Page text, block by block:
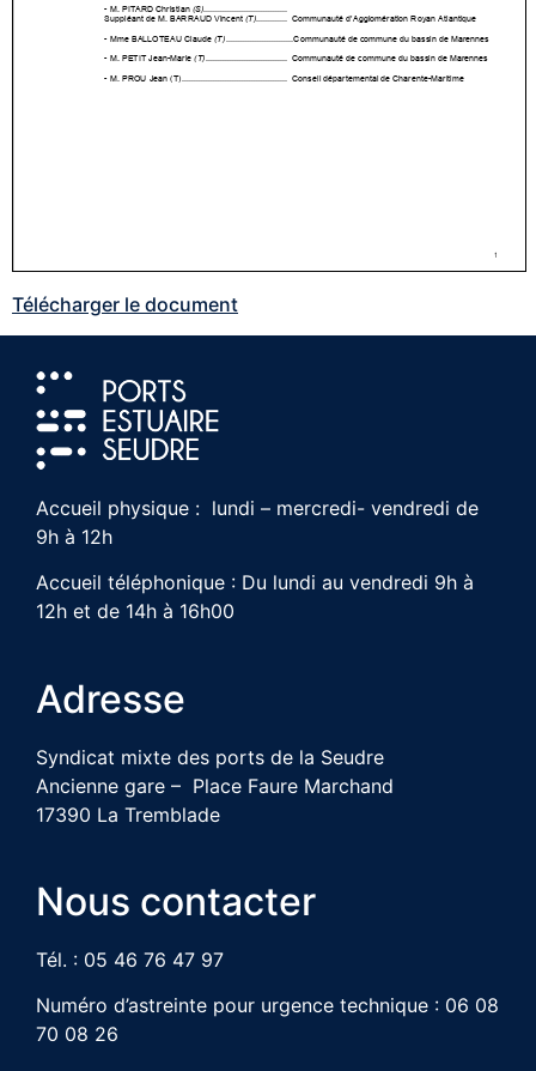
Télécharger le document
Accueil physique : lundi – mercredi- vendredi de
9h à 12h
Accueil téléphonique : Du lundi au vendredi 9h à
12h et de 14h à 16h00
Adresse
Syndicat mixte des ports de la Seudre
Ancienne gare – Place Faure Marchand
17390 La Tremblade
Nous contacter
Tél. : 05 46 76 47 97
Numéro d’astreinte pour urgence technique : 06 08
70 08 26